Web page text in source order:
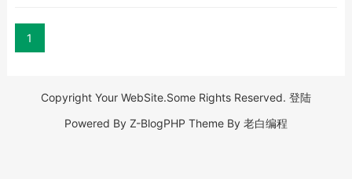
1
Copyright Your WebSite.Some Rights Reserved. 登陆
Powered By Z-BlogPHP Theme By 老白编程